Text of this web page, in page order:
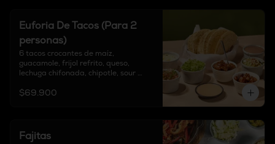
Euforia De Tacos (Para 2
personas)
6 tacos crocantes de maíz,
guacamole, frijol refrito, queso,
lechuga chifonada, chipotle, sour
$69.900
Fajitas